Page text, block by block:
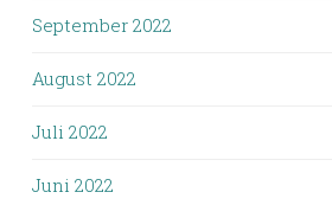
September 2022
August 2022
Juli 2022
Juni 2022